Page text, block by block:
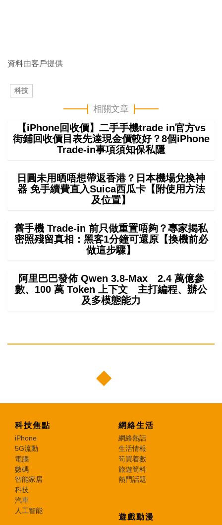
資料由客戶提供
科技
相關文章
【iPhone回收價】二手手機trade in官方vs
街鋪回收價目表先達現金價較好？8個iPhone
Trade-in事項須知保私隱
日圓未用晒唔想帶返香港？日本機場兌換神
器 免手續費直入Suica西瓜卡【附使用方法
及位置】
舊手機 Trade-in 前只做重置唔夠？專家揭私
密照殘留真相：黑客1分鐘可還原【換機前必
做這步驟】
阿里巴巴發佈 Qwen 3.8-Max 2.4 萬億參
數、100 萬 Token 上下文 主打編程、辦公
及多模態能力
科技焦點
iPhone
5G流動
電腦
數碼
智能家居
科技
汽車
人工智能
網絡生活
網絡熱話
生活情報
筍買着數
旅遊筍料
熱門話題
遊戲動漫